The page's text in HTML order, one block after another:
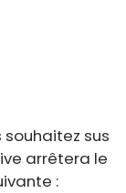
sus
arrêtera le
: